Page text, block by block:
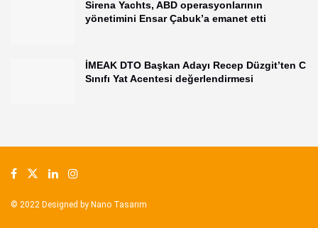
Sirena Yachts, ABD operasyonlarının
yönetimini Ensar Çabuk’a emanet etti
İMEAK DTO Başkan Adayı Recep Düzgit’ten C
Sınıfı Yat Acentesi değerlendirmesi
© 2022 Designed by Nano Tasarım